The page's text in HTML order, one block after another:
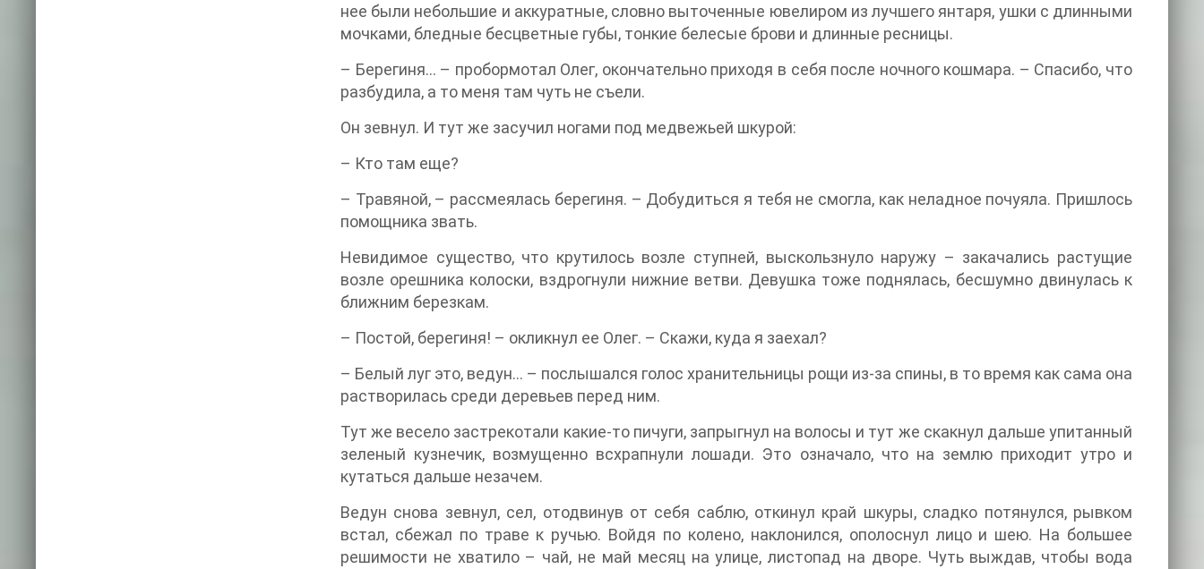
нее были небольшие и аккуратные, словно выточенные ювелиром из лучшего янтаря, ушки с длинными
мочками, бледные бесцветные губы, тонкие белесые брови и длинные ресницы.
– Берегиня… – пробормотал Олег, окончательно приходя в себя после ночного кошмара. – Спасибо, что
разбудила, а то меня там чуть не съели.
Он зевнул. И тут же засучил ногами под медвежьей шкурой:
– Кто там еще?
– Травяной, – рассмеялась берегиня. – Добудиться я тебя не смогла, как неладное почуяла. Пришлось
помощника звать.
Невидимое существо, что крутилось возле ступней, выскользнуло наружу – закачались растущие
возле орешника колоски, вздрогнули нижние ветви. Девушка тоже поднялась, бесшумно двинулась к
ближним березкам.
– Постой, берегиня! – окликнул ее Олег. – Скажи, куда я заехал?
– Белый луг это, ведун… – послышался голос хранительницы рощи из-за спины, в то время как сама она
растворилась среди деревьев перед ним.
Тут же весело застрекотали какие-то пичуги, запрыгнул на волосы и тут же скакнул дальше упитанный
зеленый кузнечик, возмущенно всхрапнули лошади. Это означало, что на землю приходит утро и
кутаться дальше незачем.
Ведун снова зевнул, сел, отодвинув от себя саблю, откинул край шкуры, сладко потянулся, рывком
встал, сбежал по траве к ручью. Войдя по колено, наклонился, ополоснул лицо и шею. На большее
решимости не хватило – чай, не май месяц на улице, листопад на дворе. Чуть выждав, чтобы вода